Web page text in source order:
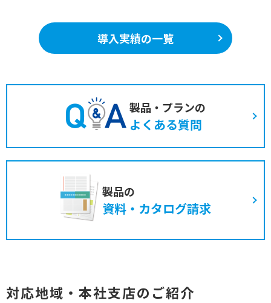
導入実績の一覧
製品・プランの
よくある質問
製品の
資料・カタログ請求
対応地域・本社支店のご紹介